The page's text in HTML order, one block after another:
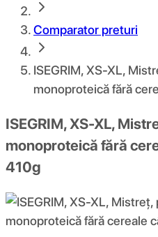
Comparator preturi
ISEGRIM, XS-XL,
monoproteică fără
ISEGRIM, XS-XL,
monoproteică fără
410g